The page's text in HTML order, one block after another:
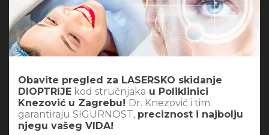
Obavite pregled za LASERSKO skidanje
DIOPTRIJE kod stručnjaka u Poliklinici
Knezović u Zagrebu! Dr. Knezović i tim
garantiraju SIGURNOST, preciznost i najbolju
njegu vašeg VIDA!